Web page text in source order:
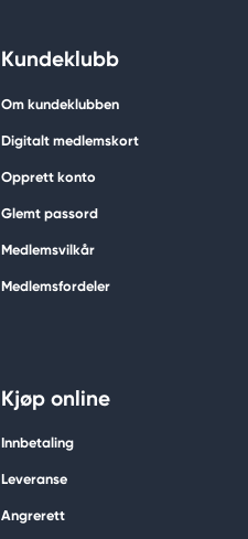
Kundeklubb
Om kundeklubben
Digitalt medlemskort
Opprett konto
Glemt passord
Medlemsvilkår
Medlemsfordeler
Kjøp online
Innbetaling
Leveranse
Angrerett